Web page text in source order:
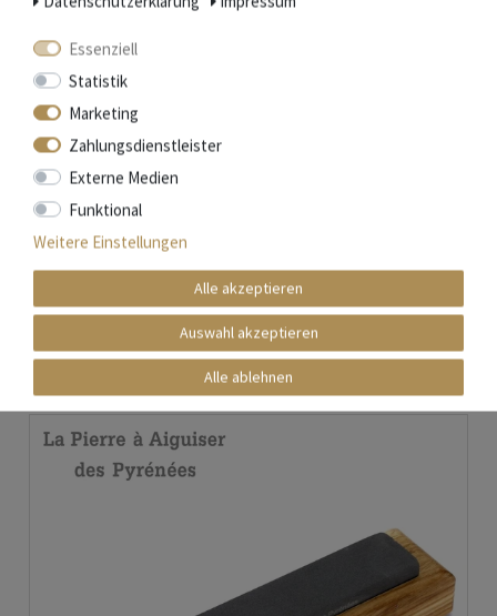
Laguiole en Aubrac Messerschärfer
21,90 € *
Artikel anzeigen
*inkl. ges. MwSt.zzgl.Versandkosten
Essenziell
Statistik
Marketing
Zahlungsdienstleister
Externe Medien
Funktional
Weitere Einstellungen
Alle akzeptieren
Auswahl akzeptieren
Alle ablehnen